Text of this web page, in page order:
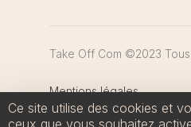
Take Off Com ©2023
Mentions légales
Ce site utilise des cookies et
ceux que vous souhaitez